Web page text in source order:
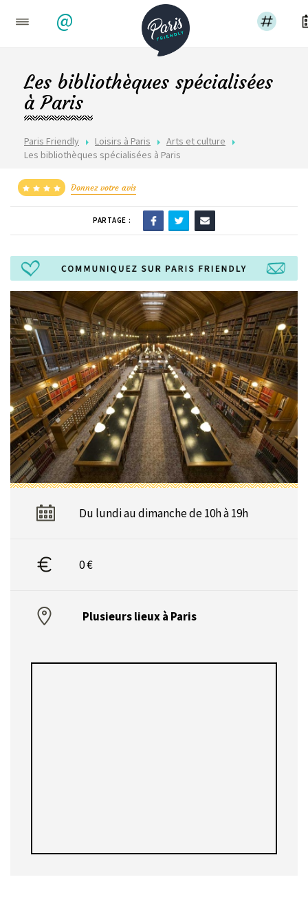
@
Paris Friendly Loisirs à Paris
Arts et culture
Les bibliothèques spécialisées à Paris
Les bibliothèques spécialisées
à Paris
Donnez votre avis
PARTAGE :
Du lundi au dimanche de 10h à 19h
0 €
Plusieurs lieux à Paris